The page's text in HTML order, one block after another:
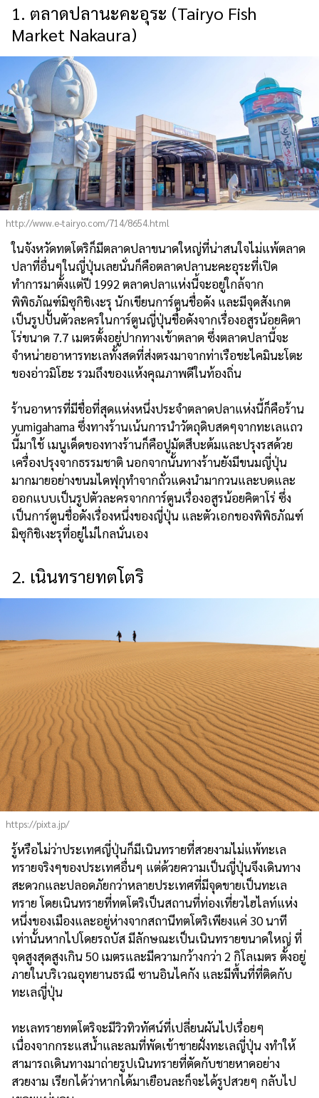
1. ตลาดปลานะคะอุระ (Tairyo Fish
Market Nakaura)
http://www.e-tairyo.com/714/8654.html
ในจังหวัดทตโตริก็มีตลาดปลาขนาดใหญ่ที่น่าสนใจไม่แพ้ตลาด
ปลาที่อื่นๆในญี่ปุ่นเลยนั่นก็คือตลาดปลานะคะอุระที่เปิด
ทำการมาตั้งแต่ปี 1992 ตลาดปลาแห่งนี้จะอยู่ใกล้จาก
พิพิธภัณฑ์มิซุกิชิเงะรุ นักเขียนการ์ตูนชื่อดัง และมีจุดสังเกต
เป็นรูปปั้นตัวละครในการ์ตูนญี่ปุ่นชื่อดังจากเรื่องอสูรน้อยคิตา
โร่ขนาด 7.7 เมตรตั้งอยู่ปากทางเข้าตลาด ซึ่งตลาดปลานี้จะ
จำหน่ายอาหารทะเลทั้งสดที่ส่งตรงมาจากท่าเรือชะไคมินะโตะ
ของอ่าวมิโฮะ รวมถึงของแห้งคุณภาพดีในท้องถิ่น
ร้านอาหารที่มีชื่อที่สุดแห่งหนึ่งประจำตลาดปลาแห่งนี้ก็คือร้าน
yumigahama ซึ่งทางร้านเน้นการนำวัตถุดิบสดๆจากทะเลแถว
นี้มาใช้ เมนูเด็ดของทางร้านก็คือปูมัตสึบะต้มและปรุงรสด้วย
เครื่องปรุงจากธรรมชาติ นอกจากนั้นทางร้านยังมีขนมญี่ปุ่น
มากมายอย่างขนมไดฟุกุทำจากถั่วแดงนำมากวนและบดและ
ออกแบบเป็นรูปตัวละครจากการ์ตูนเรื่องอสูรน้อยคิตาโร่ ซึ่ง
เป็นการ์ตูนชื่อดังเรื่องหนึ่งของญี่ปุ่น และตัวเอกของพิพิธภัณฑ์
มิซุกิชิเงะรุที่อยู่ไม่ไกลนั่นเอง
2. เนินทรายทตโตริ
https://pixta.jp/
รู้หรือไม่ว่าประเทศญี่ปุ่นก็มีเนินทรายที่สวยงามไม่แพ้ทะเล
ทรายจริงๆของประเทศอื่นๆ แต่ด้วยความเป็นญี่ปุ่นจึงเดินทาง
สะดวกและปลอดภัยกว่าหลายประเทศที่มีจุดขายเป็นทะเล
ทราย โดยเนินทรายที่ทตโตริเป็นสถานที่ท่องเที่ยวไฮไลท์แห่ง
หนึ่งของเมืองและอยู่ห่างจากสถานีทตโตริเพียงแค่ 30 นาที
เท่านั้นหากไปโดยรถบัส มีลักษณะเป็นเนินทรายขนาดใหญ่ ที่
จุดสูงสุดสูงเกิน 50 เมตรและมีความกว้างกว่า 2 กิโลเมตร ตั้งอยู่
ภายในบริเวณอุทยานธรณี ซานอินไคกัง และมีพื้นที่ที่ติดกับ
ทะเลญี่ปุ่น
ทะเลทรายทตโตริจะมีวิวทิวทัศน์ที่เปลี่ยนผันไปเรื่อยๆ
เนื่องจากกระแสน้ำและลมที่พัดเข้าชายฝั่งทะเลญี่ปุ่น งทำให้
สามารถเดินทางมาถ่ายรูปเนินทรายที่ตัดกับชายหาดอย่าง
สวยงาม เรียกได้ว่าหากได้มาเยือนละก็จะได้รูปสวยๆ กลับไป